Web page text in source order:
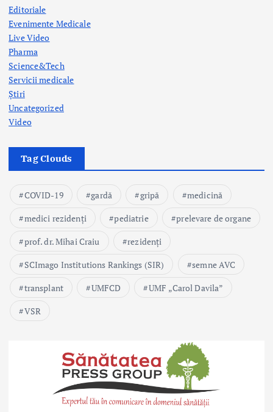
Editoriale
Evenimente Medicale
Live Video
Pharma
Science&Tech
Servicii medicale
Știri
Uncategorized
Video
Tag Clouds
COVID-19 gardă gripă
medicină
medici rezidenți
pediatrie
prelevare de organe
prof. dr. Mihai Craiu
rezidenți
SCImago Institutions Rankings (SIR)
semne AVC
transplant
UMFCD
UMF „Carol Davila”
VSR